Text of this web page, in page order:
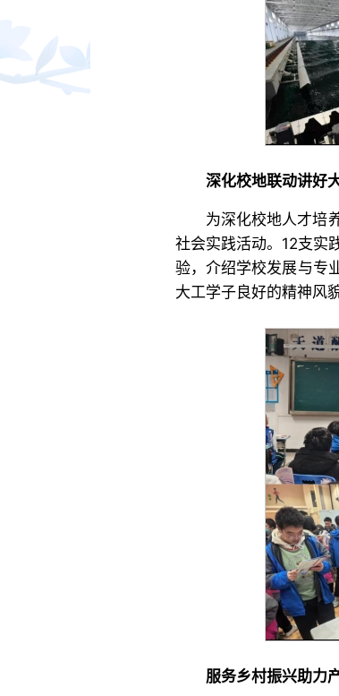
深化校地联动讲好
为深化校地人才培
社会实践活动。12支实
验，介绍学校发展与专
大工学子良好的精神风貌
服务乡村振兴助力